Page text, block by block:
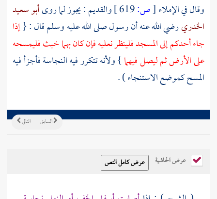
وقال في الإملاء[ص: والقديم : يجوز لما روىأبو سعيد
الخدريرضي الله عنه أن رسول صلى الله عليه وسلم قال : {إذا
جاء أحدكم إلى المسجد فلينظر نعليه فإن كان بهما خبث فليمسحه
على الأرض ثم ليصل فيهما} ولأنه تتكرر فيه النجاسة فأجزأ فيه
المسح كموضع الاستنجاء ) .
التالي السابق
عرض الحاشية